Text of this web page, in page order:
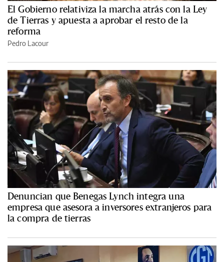
El Gobierno relativiza la marcha atrás con la Ley
de Tierras y apuesta a aprobar el resto de la
reforma
Pedro Lacour
Denuncian que Benegas Lynch integra una
empresa que asesora a inversores extranjeros para
la compra de tierras